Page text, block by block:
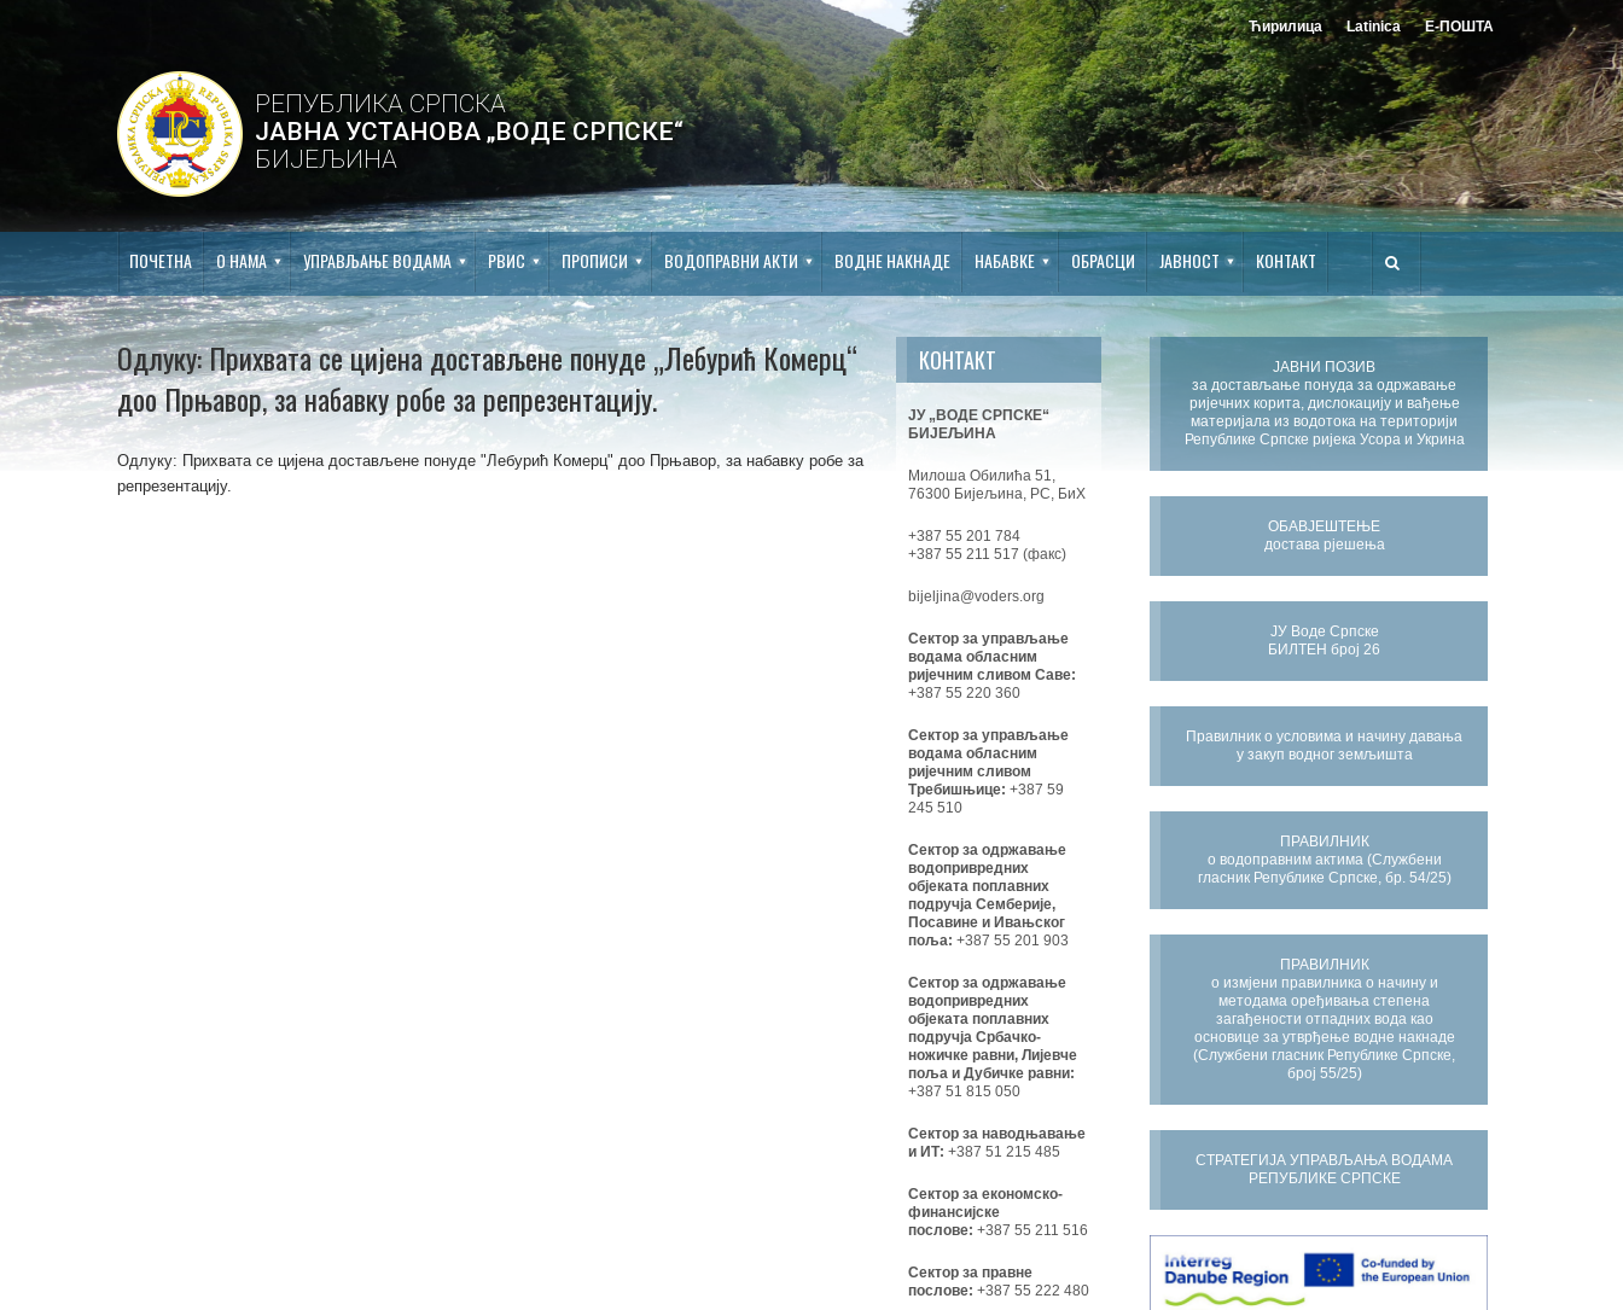
Ћирилица Latinica Е-ПОШТА
РЕПУБЛИКА СРПСКА
ЈАВНА УСТАНОВА „ВОДЕ СРПСКЕ“
БИЈЕЉИНА
ПОЧЕТНА О НАМА УПРАВЉАЊЕ ВОДАМА РВИС ПРОПИСИ ВОДОПРАВНИ АКТИ ВОДНЕ НАКНАДЕ НАБАВКЕ ОБРАСЦИ ЈАВНОСТ КОНТАКТ
Одлуку: Прихвата се цијена достављене понуде „Лебурић Комерц“
доо Прњавор, за набавку робе за репрезентацију.
Одлуку: Прихвата се цијена достављене понуде "Лебурић Комерц" доо Прњавор, за набавку робе за
репрезентацију.
ЈАВНИ ПОЗИВ
за достављање понуда за одржавање
ријечних корита, дислокацију и вађење
материјала из водотока на територији
Републике Српске ријека Усора и Укрина
ОБАВЈЕШТЕЊЕ
достава рјешења
ЈУ Воде Српске
БИЛТЕН број 26
Правилник о условима и начину давања
у закуп водног земљишта
ПРАВИЛНИК
о водоправним актима (Службени
гласник Републике Српске, бр. 54/25)
ПРАВИЛНИК
о измјени правилника о начину и
методама оређивања степена
загађености отпадних вода као
основице за утврђење водне накнаде
(Службени гласник Републике Српске,
број 55/25)
СТРАТЕГИЈА УПРАВЉАЊА ВОДАМА
РЕПУБЛИКЕ СРПСКЕ
КОНТАКТ
ЈУ „ВОДЕ СРПСКЕ“
БИЈЕЉИНА
Милоша Обилића 51,
76300 Бијељина, РС, БиХ
+387 55 201 784
+387 55 211 517 (факс)
bijeljina@voders.org
Сектор за управљање
водама обласним
ријечним сливом Саве:
+387 55 220 360
Сектор за управљање
водама обласним
ријечним сливом
Требишњице: +387 59
245 510
Сектор за одржавање
водопривредних
објеката поплавних
подручја Семберије,
Посавине и Ивањског
поља: +387 55 201 903
Сектор за одржавање
водопривредних
објеката поплавних
подручја Србачко-
ножичке равни, Лијевче
поља и Дубичке равни:
+387 51 815 050
Сектор за наводњавање
и ИТ: +387 51 215 485
Сектор за економско-
финансијске
послове: +387 55 211 516
Сектор за правне
послове: +387 55 222 480